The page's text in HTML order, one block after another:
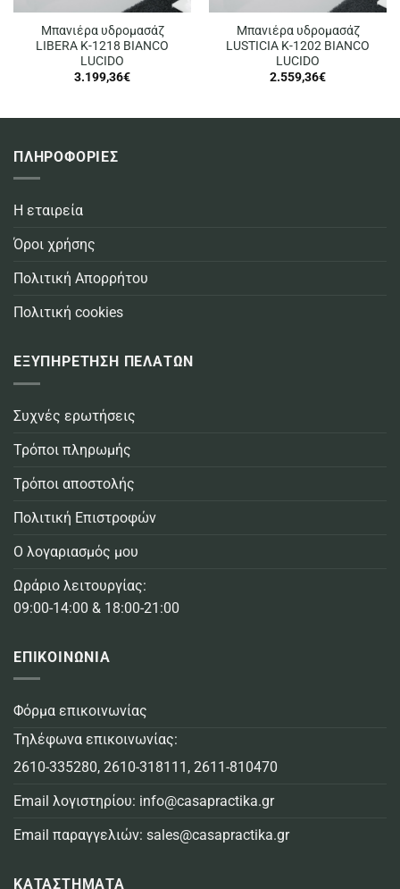
Μπανιέρα υδρομασάζ
LIBERA K-1218 BIANCO
LUCIDO
3.199,36€
Μπανιέρα υδρομασάζ
LUSTICIA K-1202 BIANCO
LUCIDO
2.559,36€
ΠΛΗΡΟΦΟΡΙΕΣ
Η εταιρεία
Όροι χρήσης
Πολιτική Απορρήτου
Πολιτική cookies
ΕΞΥΠΗΡΕΤΗΣΗ ΠΕΛΑΤΩΝ
Συχνές ερωτήσεις
Τρόποι πληρωμής
Τρόποι αποστολής
Πολιτική Επιστροφών
Ο λογαριασμός μου
Ωράριο λειτουργίας:
09:00-14:00 & 18:00-21:00
ΕΠΙΚΟΙΝΩΝΙΑ
Φόρμα επικοινωνίας
Τηλέφωνα επικοινωνίας:
2610-335280, 2610-318111 , 2611-810470
Email λογιστηρίου: info@casapractika.gr
Email παραγγελιών: sales@casapractika.gr
ΚΑΤΑΣΤΗΜΑΤΑ